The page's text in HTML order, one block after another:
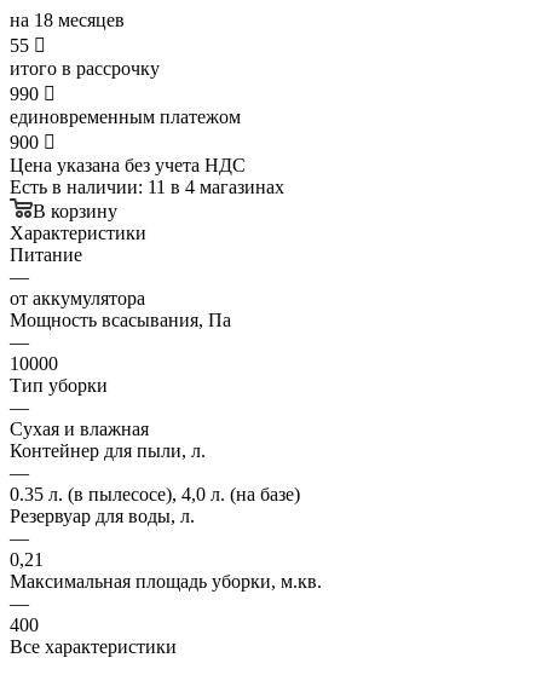
на 18 месяцев
55 
итого в рассрочку
990 
единовременным платежом
900 
Цена указана без учета НДС
Есть в наличии: 11 в 4 магазинах
В корзину
Характеристики
Питание
—
от аккумулятора
Мощность всасывания, Па
—
10000
Тип уборки
—
Сухая и влажная
Контейнер для пыли, л.
—
0.35 л. (в пылесосе), 4,0 л. (на базе)
Резервуар для воды, л.
—
0,21
Максимальная площадь уборки, м.кв.
—
400
Все характеристики